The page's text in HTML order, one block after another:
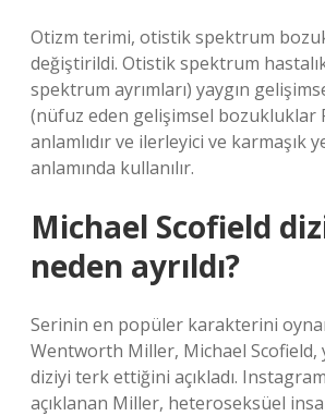
Otizm terimi, otistik spektrum
değiştirildi. Otistik spektrum
spektrum ayrımları) yaygın
(nüfuz eden gelişimsel bozukluklar
anlamlıdır ve ilerleyici ve karmaşık
anlamında kullanılır.
Michael Scofield
neden ayrıldı?
Serinin en popüler karakterini
Wentworth Miller, Michael Scofield,
diziyi terk ettiğini açıkladı.
açıklanan Miller, heteroseksüel